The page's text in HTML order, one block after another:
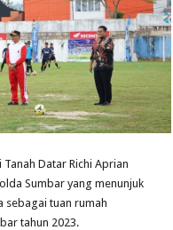
Tanah Datar Richi Aprian
Sumbar yang menunjuk
sebagai tuan rumah
tahun 2023.